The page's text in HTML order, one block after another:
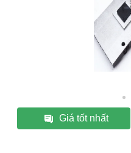
Giá tốt nhất